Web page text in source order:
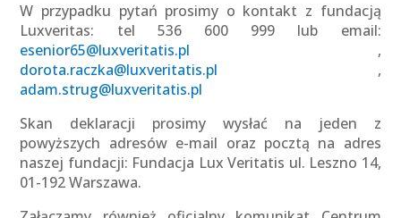
W przypadku pytań prosimy o kontakt z fundacją
Luxveritas: tel 536 600 999 lub email:
esenior65@luxveritatis.pl ,
dorota.raczka@luxveritatis.pl ,
adam.strug@luxveritatis.pl
Skan deklaracji prosimy wysłać na jeden z
powyższych adresów e-mail oraz pocztą na adres
naszej fundacji: Fundacja Lux Veritatis ul. Leszno 14,
01-192 Warszawa.